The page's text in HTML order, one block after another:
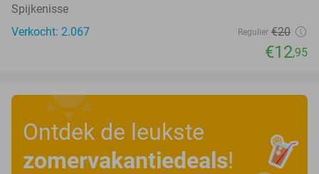
Spijkenisse
Verkocht: 2.067
Regulier €20
€12,95
Ontdek de leukste
zomervakantiedeals!